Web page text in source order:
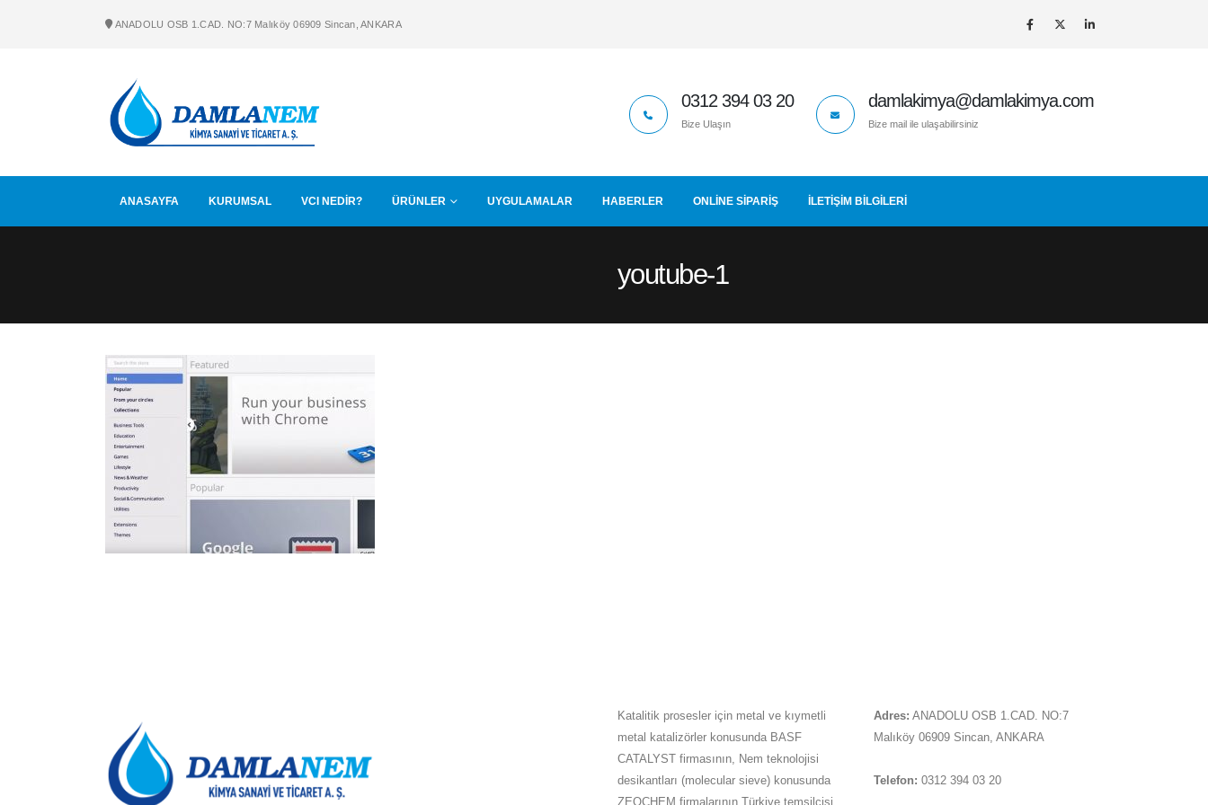
ANADOLU OSB 1.CAD. NO:7 Malıköy 06909 Sincan, ANKARA
0312 394 03 20
Bize Ulaşın
damlakimya@damlakimya.com
Bize mail ile ulaşabilirsiniz
ANASAYFA KURUMSAL VCI NEDİR? ÜRÜNLER UYGULAMALAR HABERLER ONLINE SIPARIŞ İLETIŞIM BİLGİLERİ
youtube-1
Katalitik prosesler için metal ve kıymetli
metal katalizörler konusunda BASF
CATALYST firmasının, Nem teknolojisi
desikantları (molecular sieve) konusunda
ZEOCHEM firmalarının Türkiye temsilcisi
Adres: ANADOLU OSB 1.CAD. NO:7
Malıköy 06909 Sincan, ANKARA
Telefon: 0312 394 03 20